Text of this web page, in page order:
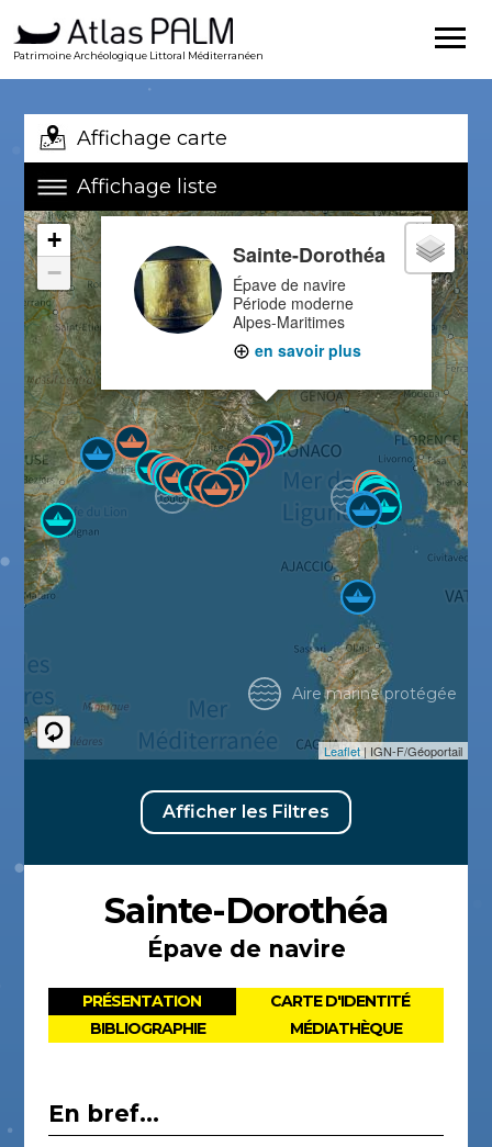
Patrimoine Archéologique Littoral Méditerranéen
Affichage carte
Affichage liste
Sainte-Dorothéa
Épave de navire
Période moderne
Alpes-Maritimes
en savoir plus
×
+
−
Leaflet| IGN-F/Géoportail
Aire marine protégée
Afficher les Filtres
Sainte-Dorothéa
Épave de navire
PRÉSENTATION
CARTE D'IDENTITÉ
BIBLIOGRAPHIE
MÉDIATHÈQUE
En bref...